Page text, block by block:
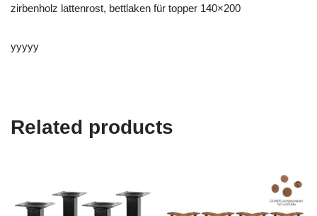
zirbenholz lattenrost, bettlaken für topper 140×200
yyyyy
Related products